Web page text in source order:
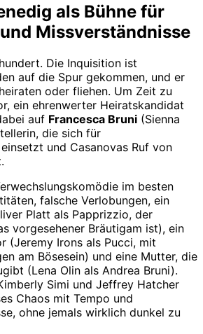
als Bühne für
Missverständnisse
Die Inquisition ist
auf die Spur gekommen, und er
oder fliehen. Um Zeit zu
ein ehrenwerter Heiratskandidat
auf Francesca Bruni (Sienna
die sich für
und Casanovas Ruf von
im besten
falsche Verlobungen, ein
Platt als Papprizzio, der
vorgesehener Bräutigam ist), ein
(Jeremy Irons als Pucci, mit
am Bösesein) und eine Mutter, die
(Lena Olin als Andrea Bruni).
Simi und Jeffrey Hatcher
Chaos mit Tempo und
ohne jemals wirklich dunkel zu